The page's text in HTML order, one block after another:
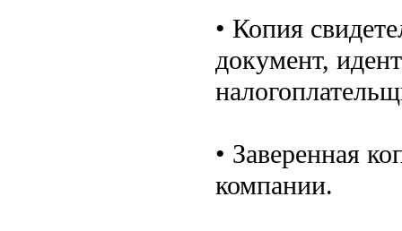
• Копия
документ,
• Заверенная
компании.